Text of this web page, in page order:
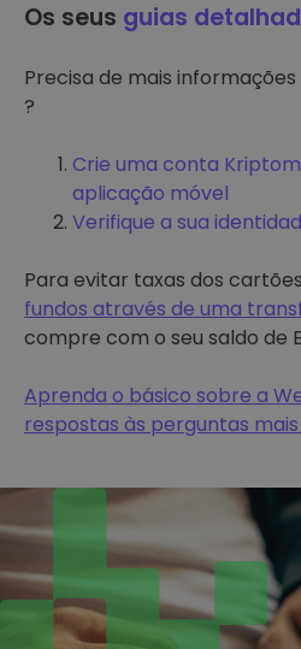
Os seus guias
Precisa de mais
?
Crie uma conta
aplicação móvel
Verifique a sua
Para evitar taxas dos
fundos através de uma
compre com o seu saldo de
Aprenda o básico sobre a
respostas às perguntas